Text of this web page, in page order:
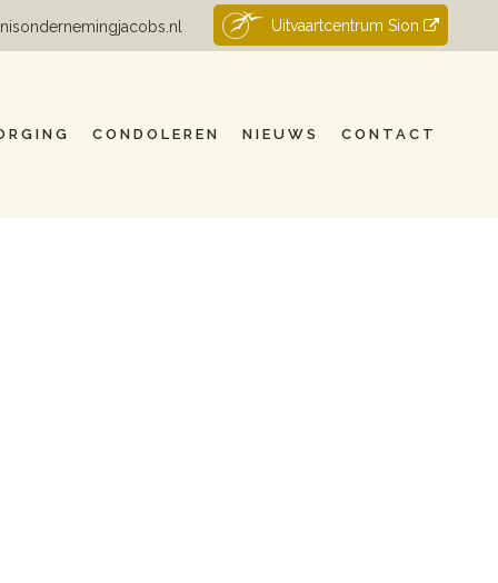
Uitvaartcentrum Sion
CONDOLEREN NIEUWS CONTACT